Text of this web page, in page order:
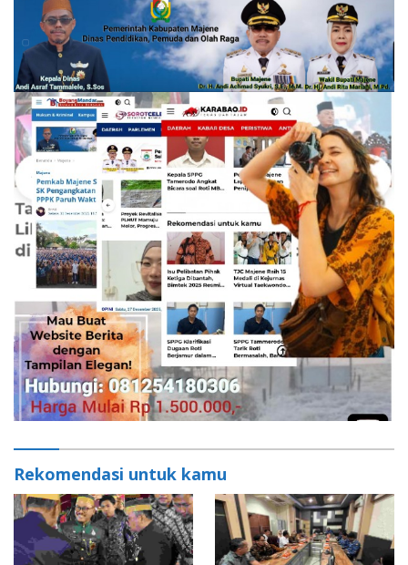
Rekomendasi untuk kamu